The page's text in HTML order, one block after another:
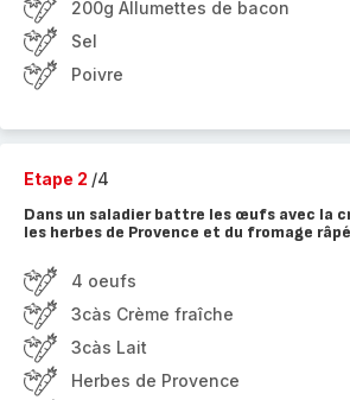
200g Allumettes de bacon
Sel
Poivre
Etape 2 /4
Dans un saladier battre les œufs avec la
les herbes de Provence et du fromage râpé
4 oeufs
3càs Crème fraîche
3càs Lait
Herbes de Provence